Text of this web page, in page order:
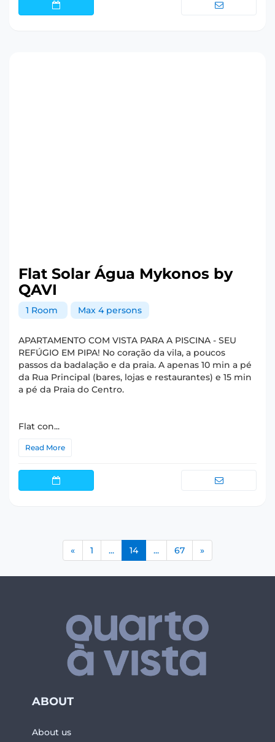
Flat Solar Água Mykonos by
QAVI
1 Room Max 4 persons
APARTAMENTO COM VISTA PARA A PISCINA - SEU
REFÚGIO EM PIPA! No coração da vila, a poucos
passos da badalação e da praia. A apenas 10 min a pé
da Rua Principal (bares, lojas e restaurantes) e 15 min
a pé da Praia do Centro.
Flat con...
Read More
« 1 ... 14(current)
... 67 »
ABOUT
About us